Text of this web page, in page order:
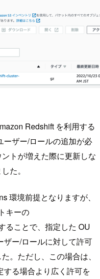
Redshift を利用する
ーザー/ロールの追加が必
トが増えた際に更新しな
た。
環境前提となりますが、
キーの
ることで、指定した OU
ザー/ロールに対して許可
。ただし、この場合は、
する場合より広く許可を